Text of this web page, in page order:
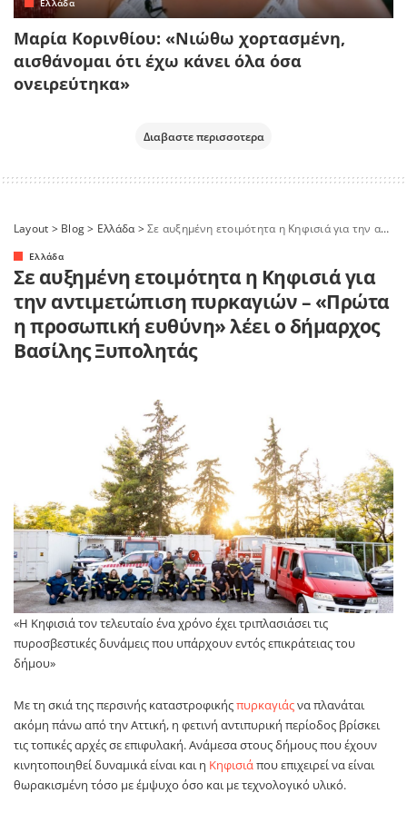
Μαρία Κορινθίου: «Νιώθω χορτασμένη,
αισθάνομαι ότι έχω κάνει όλα όσα
ονειρεύτηκα»
Διαβαστε περισσοτερα
Layout > Blog> Ελλάδα>Σε αυξημένη ετοιμότητα η Κηφισιά για την αντιμετώπιση πυρκαγιών – «Πρώτα η προσωπική ευθύνη» λέει ο δήμαρχος Βασίλης Ξυπολητάς
Ελλάδα
Σε αυξημένη ετοιμότητα η Κηφισιά για
την αντιμετώπιση πυρκαγιών – «Πρώτα
η προσωπική ευθύνη» λέει ο δήμαρχος
Βασίλης Ξυπολητάς
«Η Κηφισιά τον τελευταίο ένα χρόνο έχει τριπλασιάσει τις
πυροσβεστικές δυνάμεις που υπάρχουν εντός επικράτειας του
δήμου»
Με τη σκιά της περσινής καταστροφικήςπυρκαγιάςνα πλανάται
ακόμη πάνω από την Αττική, η φετινή αντιπυρική περίοδος βρίσκει
τις τοπικές αρχές σε επιφυλακή. Ανάμεσα στους δήμους που έχουν
κινητοποιηθεί δυναμικά είναι και η Κηφισιάπου επιχειρεί να είναι
θωρακισμένη τόσο με έμψυχο όσο και με τεχνολογικό υλικό.